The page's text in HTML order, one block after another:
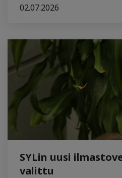
02.07.2026
SYLin uusi
valittu